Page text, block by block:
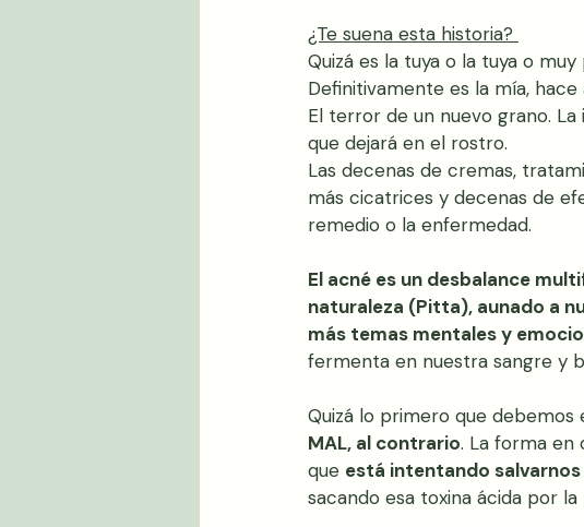
¿Te suena esta historia?
Quizá es la tuya o la tuya o
Definitivamente es la mía,
El terror de un nuevo grano.
que dejará en el rostro.
Las decenas de cremas,
más cicatrices y decenas de
remedio o la enfermedad.
El acné es un desbalance
naturaleza (Pitta), aunado a
más temas mentales y
fermenta en nuestra sangre y
Quizá lo primero que debemos
MAL, al contrario. La forma en
que está intentando
sacando esa toxina ácida por la